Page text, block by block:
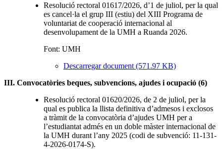
Resolució rectoral 01617/2026, d’1 de juliol, per la qual
es cancel·la el grup III (estiu) del XIII Programa de
voluntariat de cooperació internacional al
desenvolupament de la UMH a Ruanda 2026.
Font: UMH
Descarregar document (571.97 KB)
III. Convocatòries beques, subvencions, ajudes i ocupació (6)
Resolució rectoral 01620/2026, de 2 de juliol, per la
qual es publica la llista definitiva d’admesos i exclosos
a tràmit de la convocatòria d’ajudes UMH per a
l’estudiantat admés en un doble màster internacional de
la UMH durant l’any 2025 (codi de subvenció: 11-131-
4-2026-0174-S).